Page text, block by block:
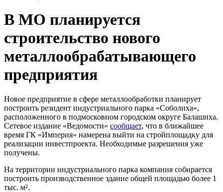
В МО планируется
строительство нового
металлообрабатывающего
предприятия
Новое предприятие в сфере металлообработки планирует
построить резидент индустриального парка «Соболиха»,
расположенного в подмосковном городском округе Балашиха.
Сетевое издание «Ведомости» сообщает, что в ближайшее
время ГК «Империя» намерена выйти на стройплощадку для
реализации инвестпроекта. Необходимые разрешения уже
получены.
На территории индустриального парка компания собирается
построить производственное здание общей площадью более 1
тыс. м².